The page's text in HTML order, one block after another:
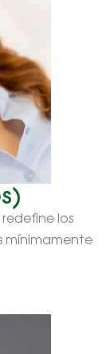
los
mínimamente